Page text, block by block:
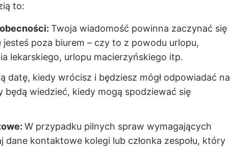
to:
Twoja wiadomość powinna zaczynać się
poza biurem – czy to z powodu urlopu,
lekarskiego, urlopu macierzyńskiego itp.
datę, kiedy wrócisz i będziesz mógł odpowiadać na
będą wiedzieć, kiedy mogą spodziewać się
W przypadku pilnych spraw wymagających
kontaktowe kolegi lub członka zespołu, który